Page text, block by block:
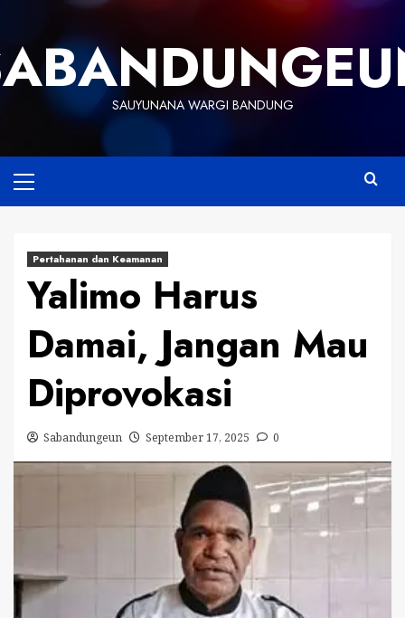
content
SAUYUNANA WARGI BANDUNG
Menu
Pertahanan dan Keamanan
Yalimo Harus
Damai, Jangan Mau
Diprovokasi
Sabandungeun September 17, 2025 0